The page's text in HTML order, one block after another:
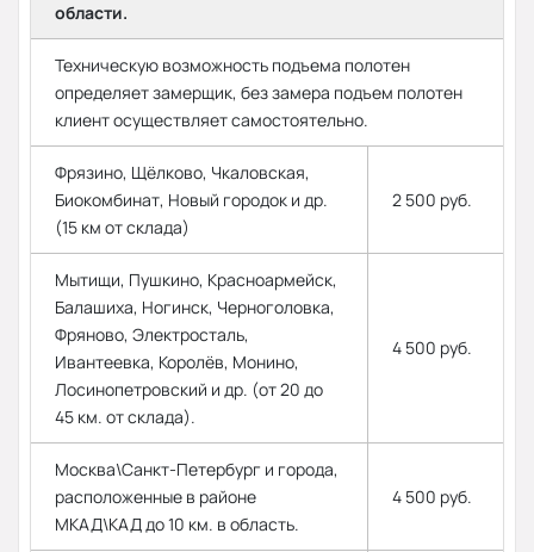
области.
Техническую возможность подъема полотен
определяет замерщик, без замера подъем полотен
клиент осуществляет самостоятельно.
Фрязино, Щёлково, Чкаловская,
Биокомбинат, Новый городок и др.
(15 км от склада)
2 500 руб.
Мытищи, Пушкино, Красноармейск,
Балашиха, Ногинск, Черноголовка,
Фряново, Электросталь,
Ивантеевка, Королёв, Монино,
Лосинопетровский и др. (от 20 до
45 км. от склада).
4 500 руб.
Москва\Санкт-Петербург и города,
расположенные в районе
МКАД\КАД до 10 км. в область.
4 500 руб.